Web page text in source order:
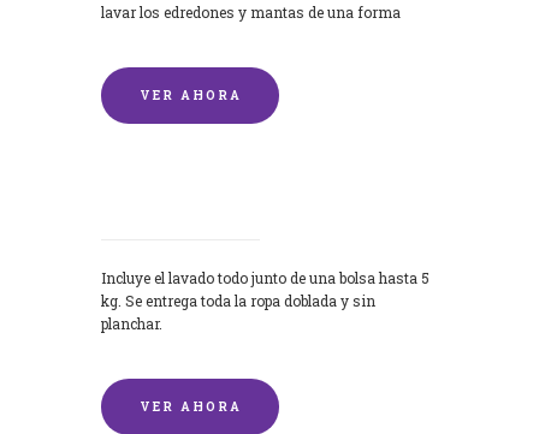
lavar los edredones y mantas de una forma
VER AHORA
Incluye el lavado todo junto de una bolsa hasta 5
kg. Se entrega toda la ropa doblada y sin
planchar.
VER AHORA